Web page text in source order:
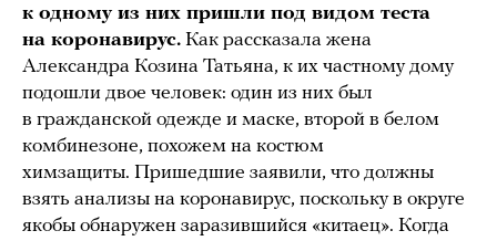
к одному из них пришли под видом теста
на коронавирус. Как рассказала жена
Александра Козина Татьяна, к их частному дому
подошли двое человек: один из них был
в гражданской одежде и маске, второй в белом
комбинезоне, похожем на костюм
химзащиты. Пришедшие заявили, что должны
взять анализы на коронавирус, поскольку в округе
якобы обнаружен заразившийся «китаец». Когда